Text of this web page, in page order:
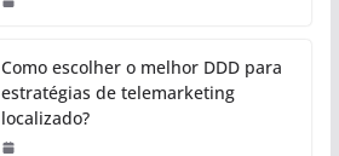
Como escolher o melhor DDD para
estratégias de telemarketing
localizado?